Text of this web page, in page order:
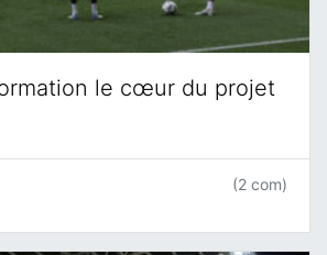
le cœur du projet
(2 com)